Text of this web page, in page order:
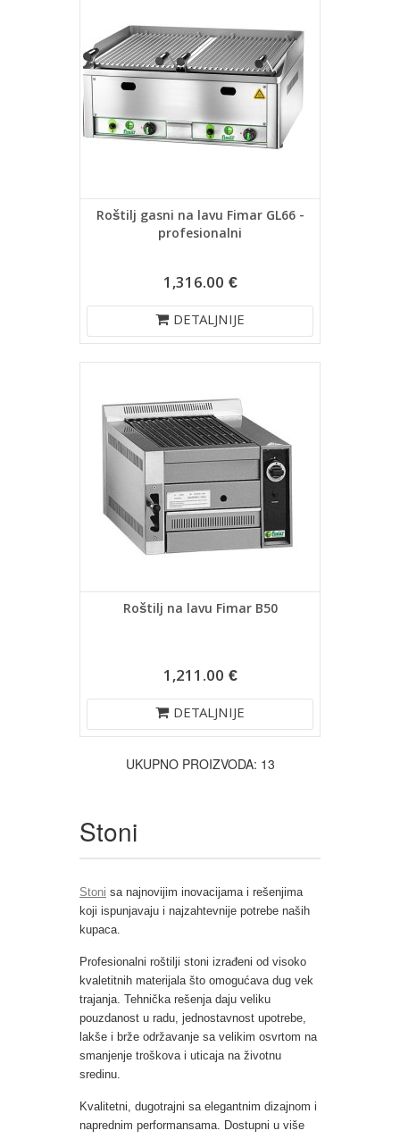
Roštilj gasni na lavu Fimar GL66 -
profesionalni
1,316.00 €
DETALJNIJE
Roštilj na lavu Fimar B50
1,211.00 €
DETALJNIJE
UKUPNO PROIZVODA: 13
Stoni
Stoni sa najnovijim inovacijama i rešenjima
koji ispunjavaju i najzahtevnije potrebe naših
kupaca.
Profesionalni roštilji stoni izrađeni od visoko
kvaletitnih materijala što omogućava dug vek
trajanja. Tehnička rešenja daju veliku
pouzdanost u radu, jednostavnost upotrebe,
lakše i brže održavanje sa velikim osvrtom na
smanjenje troškova i uticaja na životnu
sredinu.
Kvalitetni, dugotrajni sa elegantnim dizajnom i
naprednim performansama. Dostupni u više